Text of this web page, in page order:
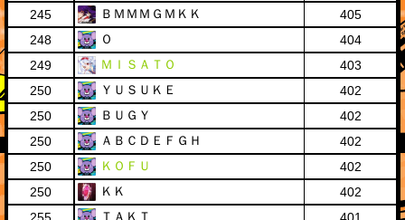
245
ＢＭＭＭＧＭＫＫ
405
248
Ｏ
404
249
ＭＩＳＡＴＯ
403
250
ＹＵＳＵＫＥ
402
250
ＢＵＧＹ
402
250
ＡＢＣＤＥＦＧＨ
402
250
ＫＯＦＵ
402
250
ＫＫ
402
ＴＡＫＴ